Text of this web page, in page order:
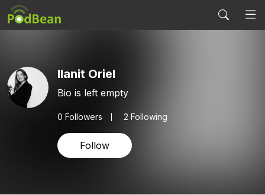
Ilanit Oriel
Bio is left empty
0 Followers 2 Following
Follow